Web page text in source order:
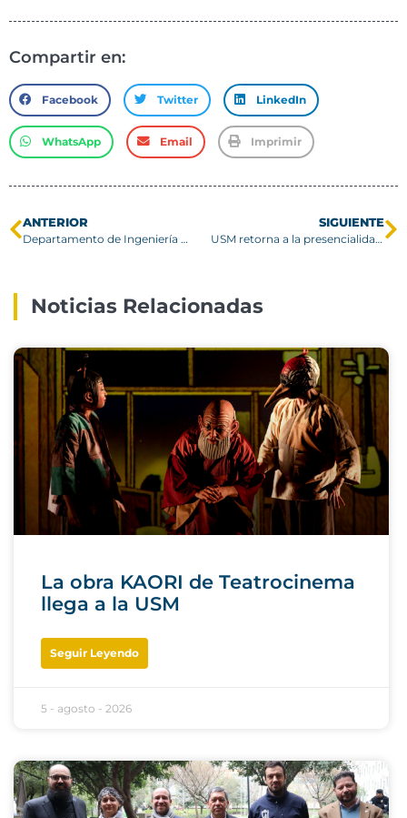
Compartir en:
Facebook Twitter LinkedIn
WhatsApp Email Imprimir
ANTERIOR
Departamento de Ingeniería Mecánica realiza charlas sobre biomateriales y nanotecnología
SIGUIENTE
USM retorna a la presencialidad en todas sus actividades
Noticias Relacionadas
La obra KAORI de Teatrocinema
llega a la USM
Seguir Leyendo
5 - agosto - 2026